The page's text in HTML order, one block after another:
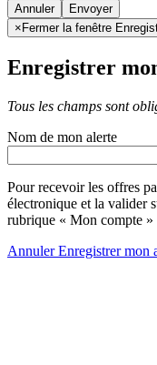
Annuler
× Fermer la fenêtre
Enregistrer
Tous les champs sont
Nom de mon alerte
Pour recevoir les offres
électronique et la valider
rubrique « Mon compte »
AnnulerEnregistrer mon